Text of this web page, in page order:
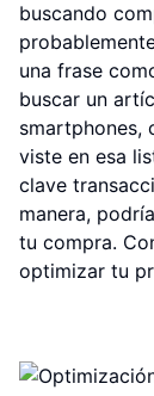
buscando
una frase
buscar un
smartphones,
viste en esa
clave
manera,
tu compra.
optimizar tu